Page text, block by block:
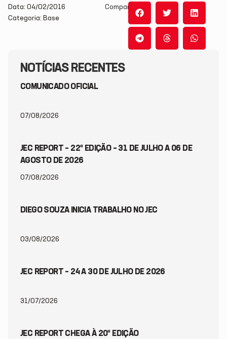
NOTÍCIAS RECENTES
COMUNICADO OFICIAL
07/08/2026
JEC REPORT – 22ª EDIÇÃO – 31 DE JULHO A 06 DE
AGOSTO DE 2026
07/08/2026
DIEGO SOUZA INICIA TRABALHO NO JEC
03/08/2026
JEC REPORT – 24 A 30 DE JULHO DE 2026
31/07/2026
JEC REPORT CHEGA À 20ª EDIÇÃO
Data: 04/02/2016
Categoria: Base
Compartilhe: